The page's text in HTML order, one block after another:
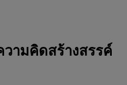
ามคิดสร้างสรรค์